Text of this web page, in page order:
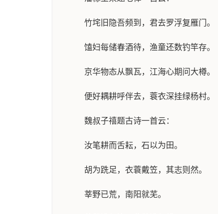
竹垞旧隐吾频到，君去罗浮复雁门。
馌妇每储春酒待，渔童还数钓竿存。
京华物态从飘瓦，江海心期问大樽。
便好耦耕呼伴去，蓑衣深挂绿杨村。
魏叔子禧题古诗一首云：
汝笔耕而舌耘，石以为田。
胡为跣足，衣蓑戴笠，其志则然。
莘野已荒，南阳就芜。